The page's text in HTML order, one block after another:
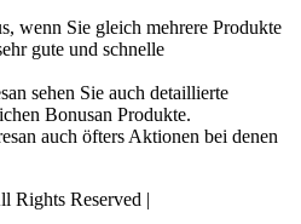
wenn Sie gleich mehrere Produkte
gute und schnelle
sehen Sie auch detaillierte
Bonusan Produkte.
auch öfters Aktionen bei denen
Rights Reserved |